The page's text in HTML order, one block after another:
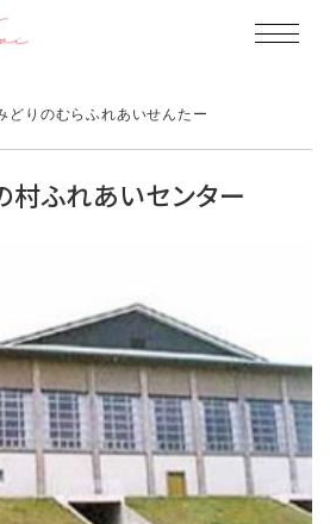
どりのむらふれあいせんたー
村ふれあいセンター